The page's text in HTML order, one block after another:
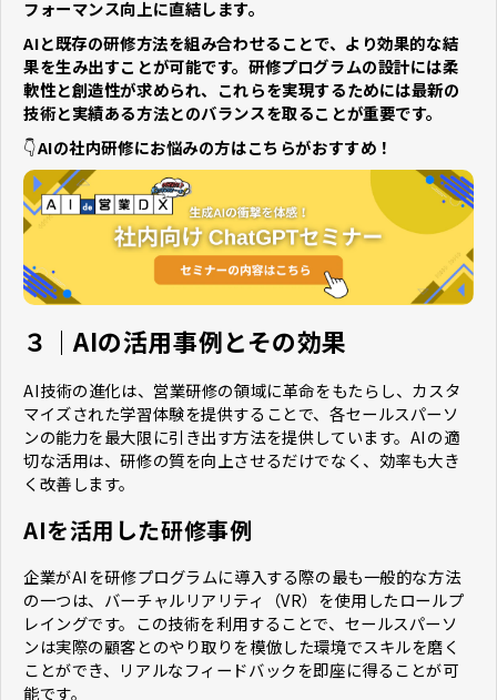
フォーマンス向上に直結します。
AIと既存の研修方法を組み合わせることで、より効果的な結
果を生み出すことが可能です。研修プログラムの設計には柔
軟性と創造性が求められ、これらを実現するためには最新の
技術と実績ある方法とのバランスを取ることが重要です。
👇AIの社内研修にお悩みの方はこちらがおすすめ！
３｜AIの活用事例とその効果
AI技術の進化は、営業研修の領域に革命をもたらし、カスタ
マイズされた学習体験を提供することで、各セールスパーソ
ンの能力を最大限に引き出す方法を提供しています。AIの適
切な活用は、研修の質を向上させるだけでなく、効率も大き
く改善します。
AIを活用した研修事例
企業がAIを研修プログラムに導入する際の最も一般的な方法
の一つは、バーチャルリアリティ（VR）を使用したロールプ
レイングです。この技術を利用することで、セールスパーソ
ンは実際の顧客とのやり取りを模倣した環境でスキルを磨く
ことができ、リアルなフィードバックを即座に得ることが可
能です。